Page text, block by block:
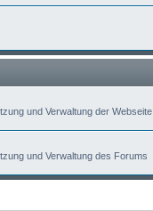
und Verwaltung der Webseite
und Verwaltung des Forums